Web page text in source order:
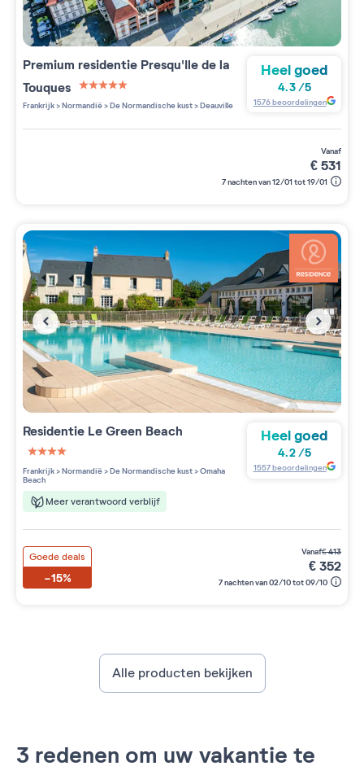
Premium residentie Presqu'Ile de la
Touques
5 étoiles sur 5
Frankrijk>Normandië>De Normandische kust>Deauville
Heel goed
4.3/5
1576beoordelingen
vanaf
€531
7 nachten van 12/01 tot 19/01
Residentie Le Green Beach
4 étoiles sur 5
Frankrijk>Normandië>De Normandische kust>Omaha
Beach
Meer verantwoord verblijf
Heel goed
4.2/5
1557beoordelingen
Goede deals
-15%
vanaf€413
€352
7 nachten van 02/10 tot 09/10
Alle producten bekijken
3 redenen om uw vakantie te